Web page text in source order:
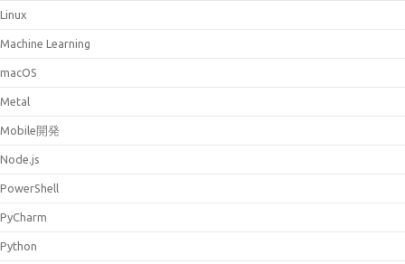
Linux
Machine Learning
macOS
Metal
Mobile開発
Node.js
PowerShell
PyCharm
Python